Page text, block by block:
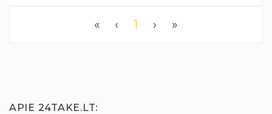
« ‹ 1 › »
APIE 24TAKE.LT: